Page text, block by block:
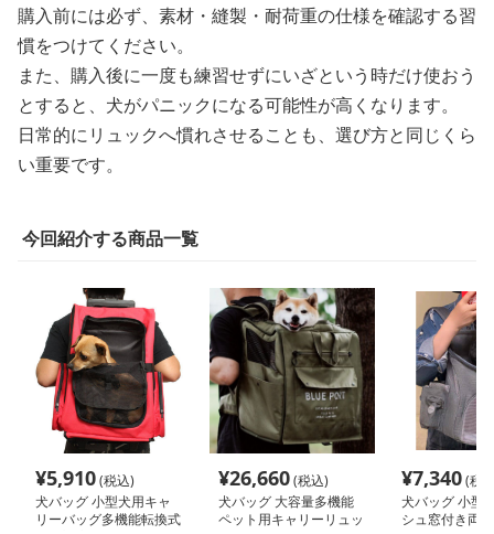
購入前には必ず、素材・縫製・耐荷重の仕様を確認する習
慣をつけてください。
また、購入後に一度も練習せずにいざという時だけ使おう
とすると、犬がパニックになる可能性が高くなります。
日常的にリュックへ慣れさせることも、選び方と同じくら
い重要です。
今回紹介する商品一覧
¥5,910(税込)
犬バッグ 小型犬用キャ
リーバッグ多機能転換式
¥26,660(税込)
犬バッグ 大容量多機能
ペット用キャリーリュッ
¥7,340(税
犬バッグ 小型
シュ窓付き両